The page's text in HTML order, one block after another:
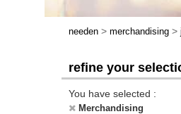
needen > merchandising >
refine your
You have selected :
Merchandising